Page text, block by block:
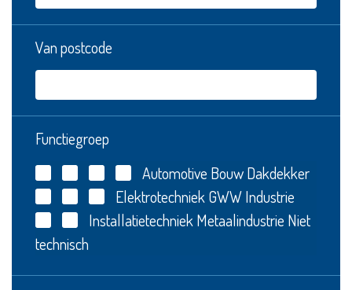
Van postcode
Functiegroep
Automotive BouwDakdekker
Elektrotechniek GWWIndustrie
Installatietechniek Metaalindustrie Niet
technisch